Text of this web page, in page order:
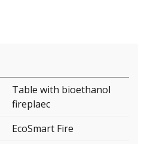
Table with bioethanol
fireplaec
EcoSmart Fire